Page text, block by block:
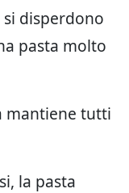
disperdono
pasta molto
mantiene tutti
la pasta